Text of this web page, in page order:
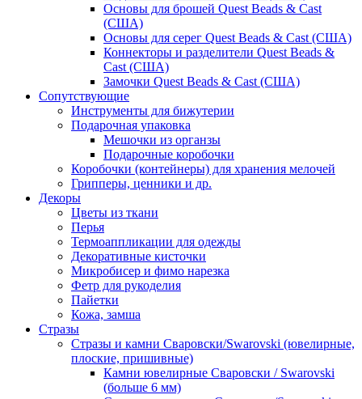
Основы для брошей Quest Beads & Cast
(США)
Основы для серег Quest Beads & Cast (США)
Коннекторы и разделители Quest Beads &
Cast (США)
Замочки Quest Beads & Cast (США)
Сопутствующие
Инструменты для бижутерии
Подарочная упаковка
Мешочки из органзы
Подарочные коробочки
Коробочки (контейнеры) для хранения мелочей
Грипперы, ценники и др.
Декоры
Цветы из ткани
Перья
Термоаппликации для одежды
Декоративные кисточки
Микробисер и фимо нарезка
Фетр для рукоделия
Пайетки
Кожа, замша
Стразы
Стразы и камни Сваровски/Swarovski (ювелирные,
плоские, пришивные)
Камни ювелирные Сваровски / Swarovski
(больше 6 мм)